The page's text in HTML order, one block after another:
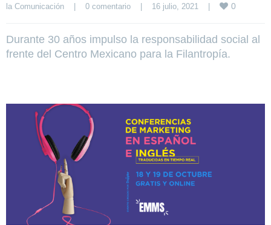
la Comunicación
| 0 comentario | 16 julio, 2021 | 0
Durante 30 años impulso la responsabilidad social al
frente del Centro Mexicano para la Filantropía.